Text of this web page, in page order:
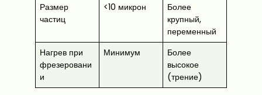
Размер
частиц
<10 микрон
Более
крупный,
переменный
Нагрев при
фрезеровани
и
Минимум
Более
высокое
(трение)